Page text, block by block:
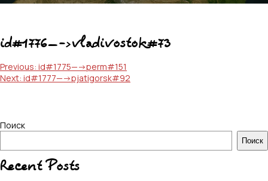
id#1776—->vladivostok#73
Навигация
по
Previous: id#1775—->perm#151
Next: id#1777—->pjatigorsk#92
Поиск
Поиск
Recent Posts